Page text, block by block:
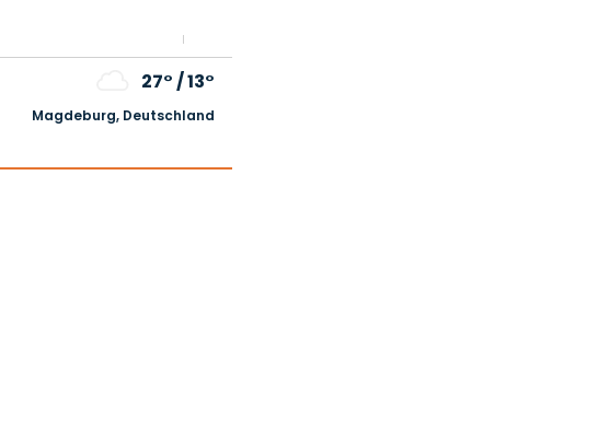
27°/13°
Magdeburg, Deutschland